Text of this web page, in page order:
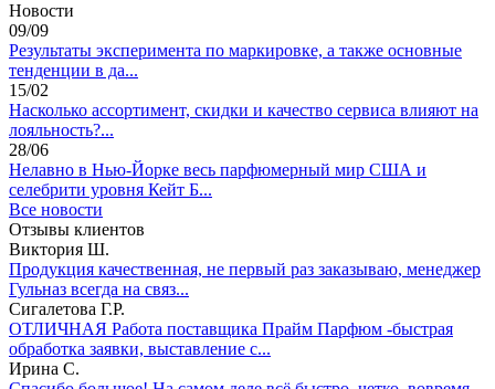
Новости
09/09
Результаты эксперимента по маркировке, а также основные
тенденции в да...
15/02
Насколько ассортимент, скидки и качество сервиса влияют на
лояльность?...
28/06
Нелавно в Нью-Йорке весь парфюмерный мир США и
селебрити уровня Кейт Б...
Все новости
Отзывы клиентов
Виктория Ш.
Продукция качественная, не первый раз заказываю, менеджер
Гульназ всегда на связ...
Сигалетова Г.Р.
ОТЛИЧНАЯ Работа поставщика Прайм Парфюм -быстрая
обработка заявки, выставление с...
Ирина С.